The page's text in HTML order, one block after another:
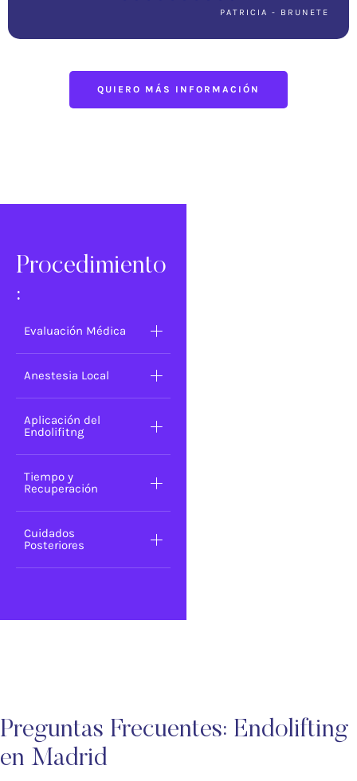
PATRICIA - BRUNETE
QUIERO MÁS INFORMACIÓN
Procedimiento
:
Evaluación Médica
Anestesia Local
Aplicación del
Endolifitng
Tiempo y
Recuperación
Cuidados
Posteriores
Preguntas Frecuentes: Endolifting
en Madrid